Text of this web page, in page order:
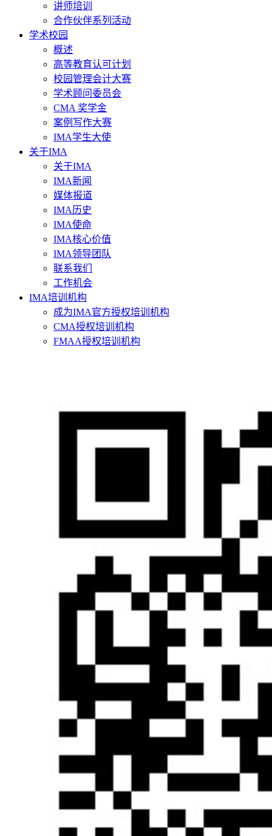
讲师培训
合作伙伴系列活动
学术校园
概述
高等教育认可计划
校园管理会计大赛
学术顾问委员会
CMA 奖学金
案例写作大赛
IMA学生大使
关于IMA
关于IMA
IMA新闻
媒体报道
IMA历史
IMA使命
IMA核心价值
IMA领导团队
联系我们
工作机会
IMA培训机构
成为IMA官方授权培训机构
CMA授权培训机构
FMAA授权培训机构